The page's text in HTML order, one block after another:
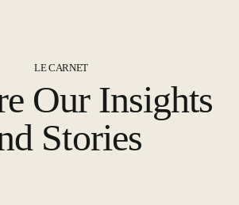
LE CARNET
Our Insights
Stories